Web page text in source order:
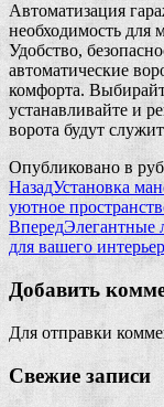
Автоматизация
необходимость для
Удобство,
автоматические
комфорта.
устанавливайте и
ворота будут
Опубликовано в
НазадУстановка
уютное
ВпередЭлегантные
для вашего
Добавить
Для отправки
Свежие записи